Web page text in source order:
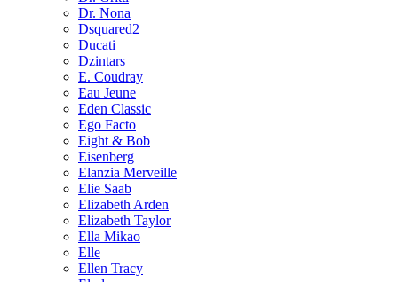
Dr. Nona
Dsquared2
Ducati
Dzintars
E. Coudray
Eau Jeune
Eden Classic
Ego Facto
Eight & Bob
Eisenberg
Elanzia Merveille
Elie Saab
Elizabeth Arden
Elizabeth Taylor
Ella Mikao
Elle
Ellen Tracy